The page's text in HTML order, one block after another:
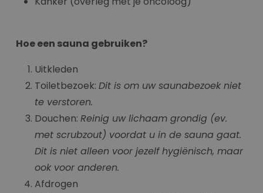
Hoe een sauna gebruiken?
Uitkleden
Toiletbezoek: Dit is om uw saunabezoek niet
te verstoren.
Douchen: Reinig uw lichaam grondig (ev.
met scrubzout) voordat u in de sauna gaat.
Dit is niet alleen voor jezelf hygiënisch, maar
ook voor anderen.
Afdrogen